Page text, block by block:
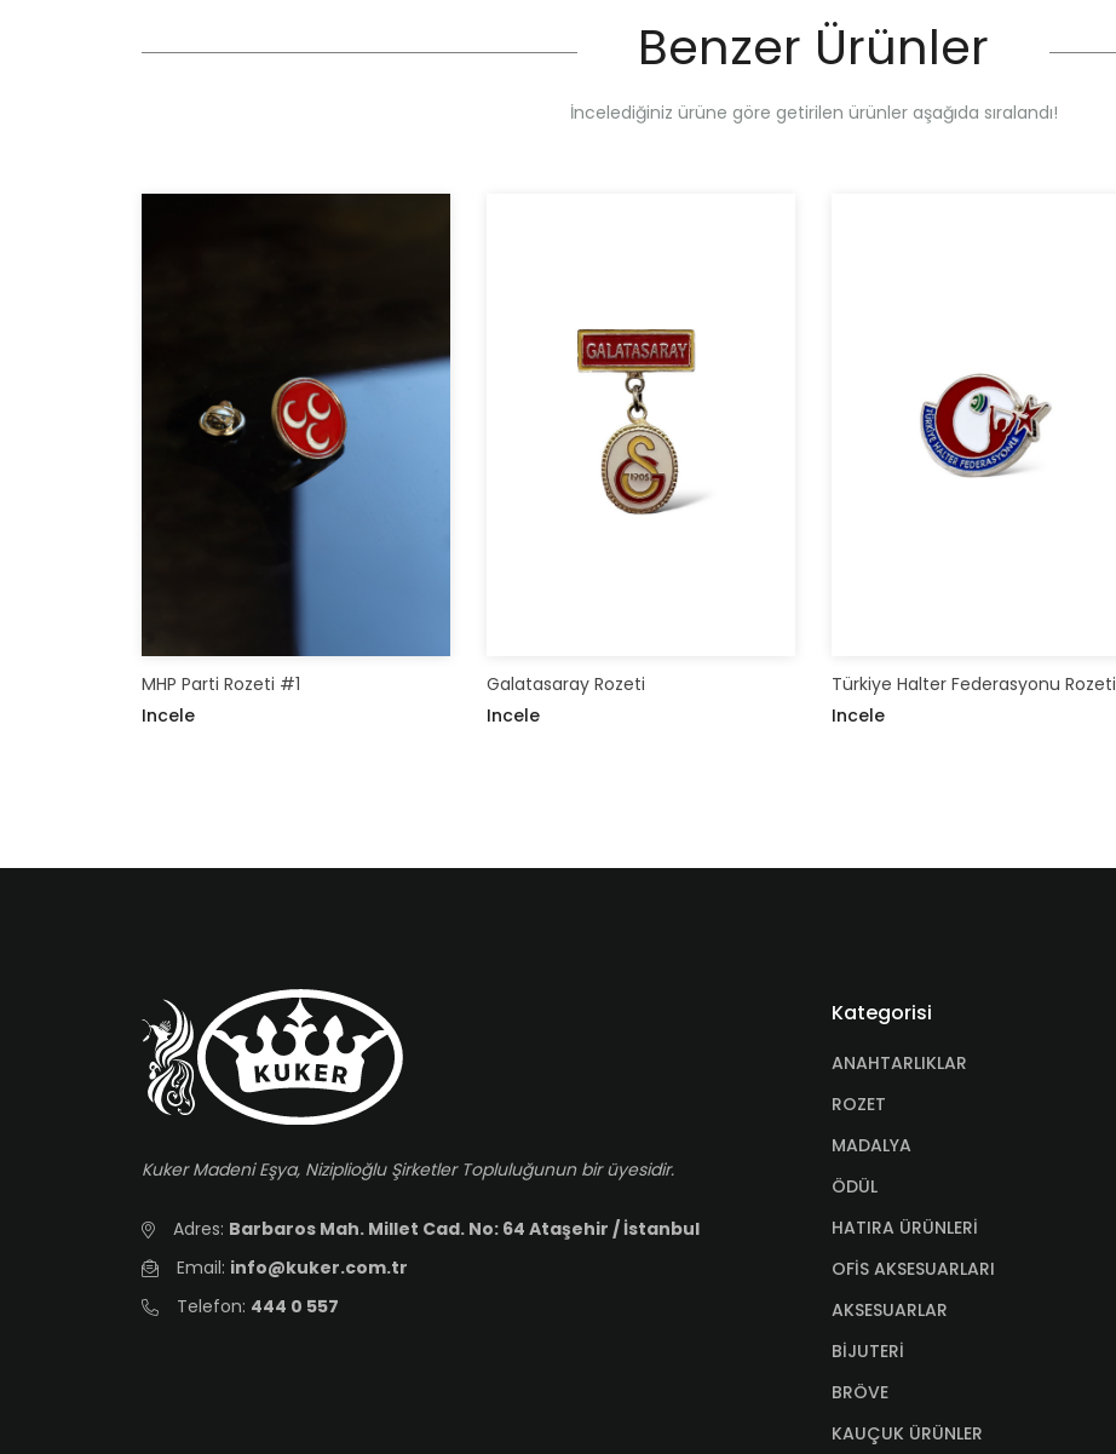
Benzer Ürünler
İncelediğiniz ürüne göre getirilen ürünler aşağıda sıralandı!
MHP Parti Rozeti #1
Incele
Galatasaray Rozeti
Incele
Türkiye Halter Federasyonu Rozeti
Incele
Kuker Madeni Eşya, Niziplioğlu Şirketler Topluluğunun bir üyesidir.
Adres: Barbaros Mah. Millet Cad. No: 64 Ataşehir / İstanbul
Email: info@kuker.com.tr
Telefon: 444 0 557
Kategorisi
ANAHTARLIKLAR
ROZET
MADALYA
ÖDÜL
HATIRA ÜRÜNLERİ
OFİS AKSESUARLARI
AKSESUARLAR
BİJUTERİ
BRÖVE
KAUÇUK ÜRÜNLER